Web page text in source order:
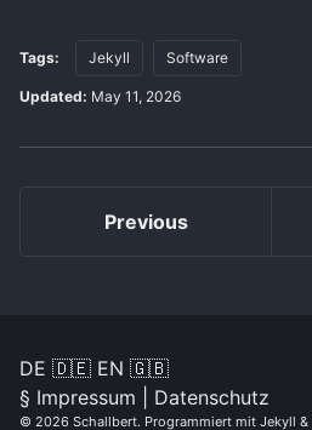
Tags: Jekyll Software
Updated: May 11, 2026
Previous
DE 🇩🇪 EN 🇬🇧
§ Impressum Datenschutz
© 2026 Schallbert. Programmiert mit Jekyll &